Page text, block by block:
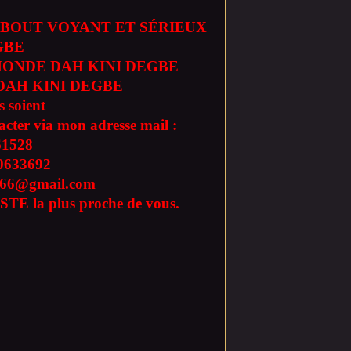
VOYANT ET SÉRIEUX
DAH KINI DEGBE
KINI DEGBE
soient
via mon adresse mail :
la plus proche de vous.